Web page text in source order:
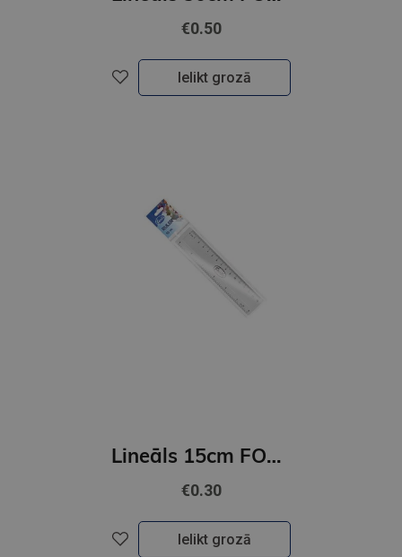
€0.50
Ielikt grozā
Lineāls 15cm FOROFIS
€0.30
Ielikt grozā